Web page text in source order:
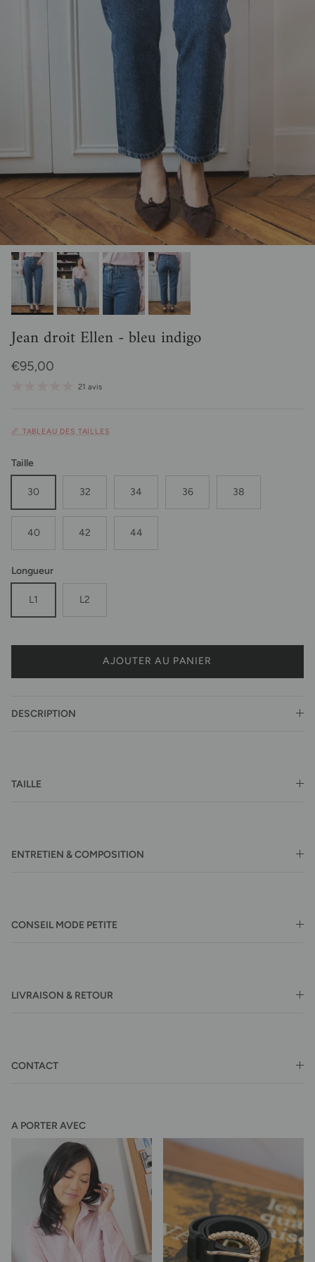
Jean droit Ellen - bleu indigo
Prix habituel
€95,00
21 avis
📏 TABLEAU DES TAILLES
Taille
30 32 34 36 38
40 42 44
Longueur
L1 L2
AJOUTER AU PANIER
DESCRIPTION
TAILLE
ENTRETIEN & COMPOSITION
CONSEIL MODE PETITE
LIVRAISON & RETOUR
CONTACT
A PORTER AVEC